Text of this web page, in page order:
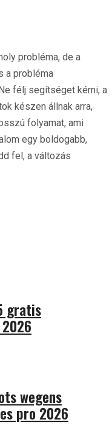
probléma, de a
a probléma
félj segítséget kérni, a
készen állnak arra,
folyamat, ami
egy boldogabb,
fel, a változás
gratis
wegens
pro 2026